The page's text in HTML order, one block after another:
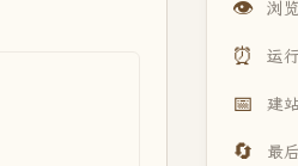
👁️ 浏
⏰ 运
📅 建
🔄 最